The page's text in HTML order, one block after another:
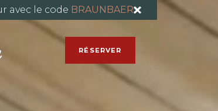
avec le code BRAUNBAER
RÉSERVER